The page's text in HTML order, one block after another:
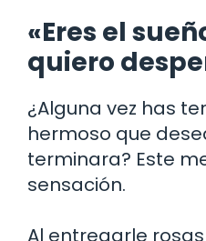
«Eres el
quiero
¿Alguna vez has
hermoso que
terminara? Este
sensación.
Al entregarle